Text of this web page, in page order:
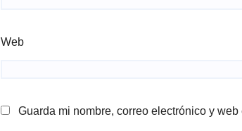
Web
Guarda mi nombre, correo electrónico y